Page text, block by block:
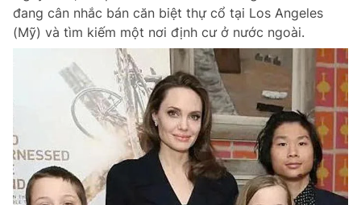
đang cân nhắc bán căn biệt thự cổ tại Los Angeles
(Mỹ) và tìm kiếm một nơi định cư ở nước ngoài.